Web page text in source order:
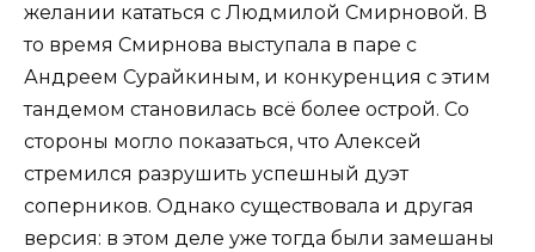
желании кататься с Людмилой Смирновой. В
то время Смирнова выступала в паре с
Андреем Сурайкиным, и конкуренция с этим
тандемом становилась всё более острой. Со
стороны могло показаться, что Алексей
стремился разрушить успешный дуэт
соперников. Однако существовала и другая
версия: в этом деле уже тогда были замешаны